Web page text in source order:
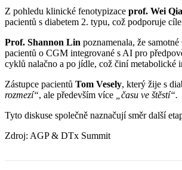
Z pohledu klinické fenotypizace prof. Wei
pacientů s diabetem 2. typu, což podporuje
Prof. Shannon Lin poznamenala, že
pacientů o CGM integrované s AI pro
cyklů nalačno a po jídle, což činí metabolické
Zástupce pacientů Tom Vesely, který žije s
rozmezí“, ale především více „času ve štěstí“.
Tyto diskuse společně naznačují směr další
Zdroj: AGP & DTx Summit